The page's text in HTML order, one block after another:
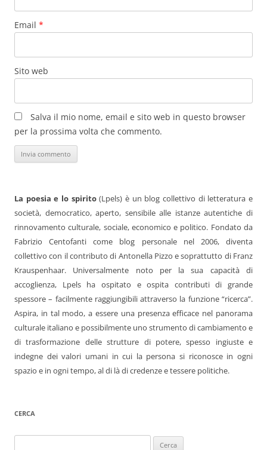
Email *
Sito web
Salva il mio nome, email e sito web in questo browser
per la prossima volta che commento.
La poesia e lo spirito(Lpels) è un blog collettivo di letteratura e
società, democratico, aperto, sensibile alle istanze autentiche di
rinnovamento culturale, sociale, economico e politico. Fondato da
Fabrizio Centofanti come blog personale nel 2006, diventa
collettivo con il contributo di Antonella Pizzo e soprattutto di Franz
Krauspenhaar. Universalmente noto per la sua capacità di
accoglienza, Lpels ha ospitato e ospita contributi di grande
spessore – facilmente raggiungibili attraverso la funzione “ricerca”.
Aspira, in tal modo, a essere una presenza efficace nel panorama
culturale italiano e possibilmente uno strumento di cambiamento e
di trasformazione delle strutture di potere, spesso ingiuste e
indegne dei valori umani in cui la persona si riconosce in ogni
spazio e in ogni tempo, al di là di credenze e tessere politiche.
CERCA